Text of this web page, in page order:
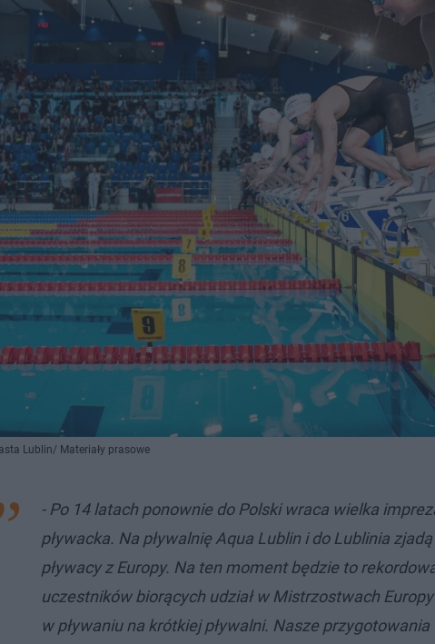
Lublin/ Materiały prasowe
- Po 14 latach ponownie do Polski wraca wielka
pływacka. Na pływalnię Aqua Lublin i do Lublinia
pływacy z Europy. Na ten moment będzie to
uczestników biorących udział w Mistrzostwach
w pływaniu na krótkiej pływalni. Nasze